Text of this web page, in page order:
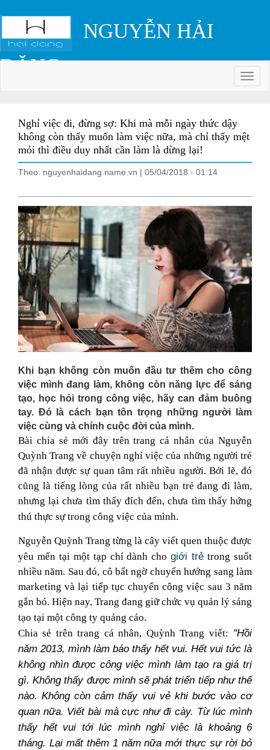
NGUYỄN HẢI
ĐĂNG
Nghỉ việc đi, đừng sợ: Khi mà mỗi ngày thức dậy
không còn thấy muốn làm việc nữa, mà chỉ thấy mệt
mỏi thì điều duy nhất cần làm là dừng lại!
Theo: nguyenhaidang.name.vn | 05/04/2018 - 01:14
Khi bạn không còn muốn đầu tư thêm cho công
việc mình đang làm, không còn năng lực để sáng
tạo, học hỏi trong công việc, hãy can đảm buông
tay. Đó là cách bạn tôn trọng những người làm
việc cùng và chính cuộc đời của mình.
Bài chia sẻ mới đây trên trang cá nhân của Nguyễn
Quỳnh Trang về chuyện nghỉ việc của những người trẻ
đã nhận được sự quan tâm rất nhiều người. Bởi lẽ, đó
cũng là tiếng lòng của rất nhiều bạn trẻ đang đi làm,
nhưng lại chưa tìm thấy đích đến, chưa tìm thấy hứng
thú thực sự trong công việc của mình.
Nguyễn Quỳnh Trang từng là cây viết quen thuộc được
yêu mến tại một tạp chí dành chogiới trẻ trong suốt
nhiều năm. Sau đó, cô bất ngờ chuyển hướng sang làm
marketing và lại tiếp tục chuyển công việc sau 3 năm
gắn bó. Hiện nay, Trang đang giữ chức vụ quản lý sáng
tạo tại một công ty quảng cáo.
Chia sẻ trên trang cá nhân, Quỳnh Trang viết: "Hồi
năm 2013, mình làm báo thấy hết vui. Hết vui tức là
không nhìn được công việc mình làm tạo ra giá trị
gì. Không thấy được mình sẽ phát triển tiếp như thế
nào. Không còn cảm thấy vui vẻ khi bước vào cơ
quan nữa. Viết bài mà cực như đi cày. Từ lúc mình
thấy hết vui tới lúc mình nghỉ việc là khoảng 6
tháng. Lại mất thêm 1 năm nữa mới thực sự rời bỏ